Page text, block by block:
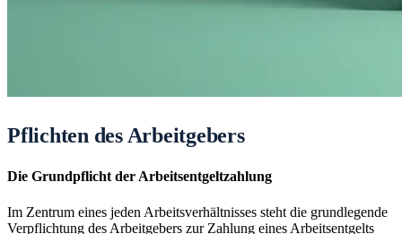
Pflichten des Arbeitgebers
Die Grundpflicht der Arbeitsentgeltzahlung
Im Zentrum eines jeden Arbeitsverhältnisses steht die grundlegende
Verpflichtung des Arbeitgebers zur Zahlung eines Arbeitsentgelts